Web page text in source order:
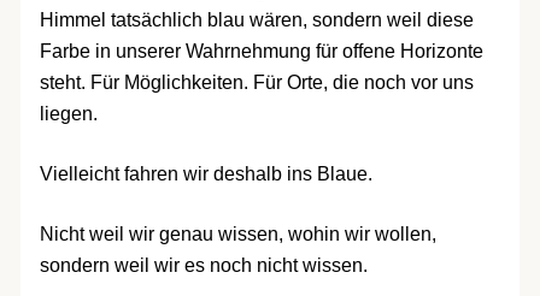
Himmel tatsächlich blau wären, sondern weil diese
Farbe in unserer Wahrnehmung für offene Horizonte
steht. Für Möglichkeiten. Für Orte, die noch vor uns
liegen.
Vielleicht fahren wir deshalb ins Blaue.
Nicht weil wir genau wissen, wohin wir wollen,
sondern weil wir es noch nicht wissen.